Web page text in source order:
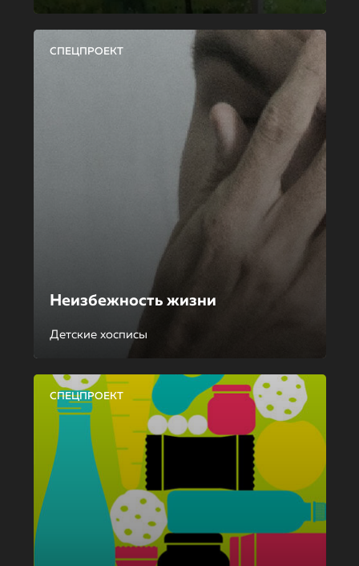
СПЕЦПРОЕКТ
Неизбежность жизни
Детские хосписы
СПЕЦПРОЕКТ